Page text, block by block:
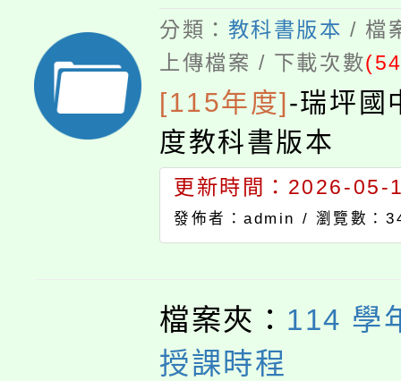
生申訴處理規
分類： 教科書版本 / 檔
上傳檔案 / 下載次數
[115年度]-瑞坪國
度教科書版本
更新時間：2026-05-
發佈者：admin / 瀏覽數：
檔案夾： 114 學
授課時程